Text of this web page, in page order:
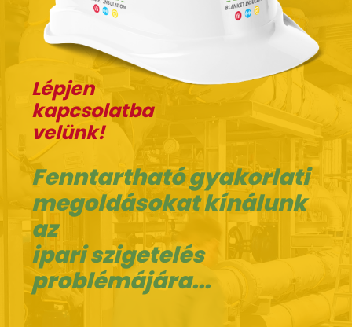
Lépjen
kapcsolatba
velünk!
Fenntartható gyakorlati
megoldásokat kínálunk
az
ipari szigetelés
problémájára...